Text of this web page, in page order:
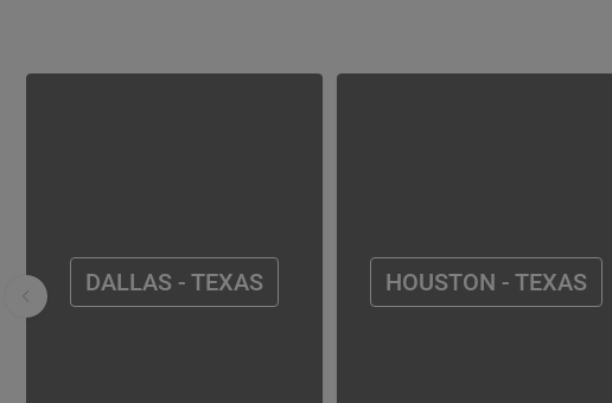
DALLAS - TEXAS HOUSTON - TEXAS